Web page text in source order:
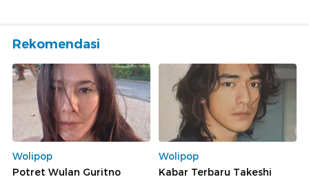
Rekomendasi
Wolipop
Potret Wulan Guritno
Wolipop
Kabar Terbaru Takeshi